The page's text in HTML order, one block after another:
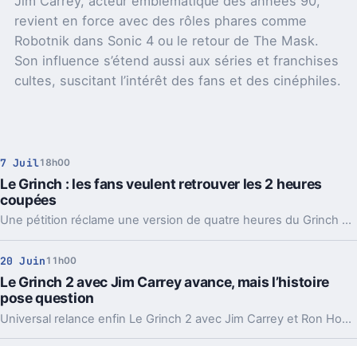
revient en force avec des rôles phares comme
Robotnik dans Sonic 4 ou le retour de The Mask.
Son influence s’étend aussi aux séries et franchises
cultes, suscitant l’intérêt des fans et des cinéphiles.
7 Juil18h00
Le Grinch : les fans veulent retrouver les 2 heures
coupées
Une pétition réclame une version de quatre heures du Grinch avec scènes inédites, bonus remasterisés et nouveaux commentaires audio.
20 Juin 11h00
Le Grinch 2 avec Jim Carrey avance, mais l’histoire
pose question
Universal relance enfin Le Grinch 2 avec Jim Carrey et Ron Howard. Reste le vrai sujet, que raconter après une fin déjà bouclée ?